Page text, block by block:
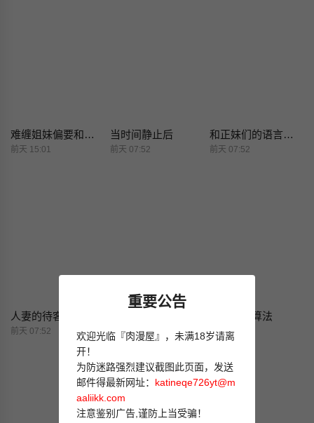
难缠姐妹偏要和我同居
前天 15:01
当时间静止后
前天 07:52
和正妹们的语言交换
前天 07:52
人妻的待客之道
前天 07:52 前天 07:51
理想型演算法
前天 07:51
重要公告
欢迎光临『肉漫屋』，未满18岁请离
开！
为防迷路强烈建议截图此页面，发送
邮件得最新网址： katineqe726yt@m
aaliikk.com
注意鉴别广告,谨防上当受骗！